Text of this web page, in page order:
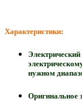
Характеристики:
нужном
Оригинальное